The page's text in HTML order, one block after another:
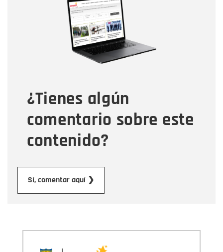
¿Tienes algún
comentario sobre este
contenido?
Sí, comentar aquí ❯
Correo electrónico
Tipo de comentario
Mensaje